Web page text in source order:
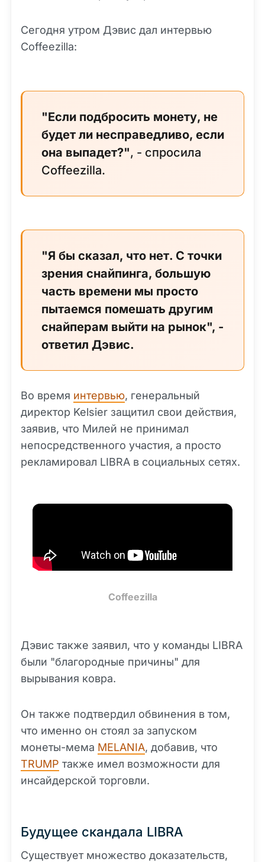
Сегодня утром Дэвис дал интервью
Coffeezilla:
"Если подбросить монету, не
будет ли несправедливо, если
она выпадет?", - спросила
Coffeezilla.
"Я бы сказал, что нет. С точки
зрения снайпинга, большую
часть времени мы просто
пытаемся помешать другим
снайперам выйти на рынок", -
ответил Дэвис.
Во время интервью, генеральный
директор Kelsier защитил свои действия,
заявив, что Милей не принимал
непосредственного участия, а просто
рекламировал LIBRA в социальных сетях.
Coffeezilla
Дэвис также заявил, что у команды LIBRA
были "благородные причины" для
вырывания ковра.
Он также подтвердил обвинения в том,
что именно он стоял за запуском
монеты-мема MELANIA, добавив, что
TRUMP также имел возможности для
инсайдерской торговли.
Будущее скандала LIBRA
Существует множество доказательств,